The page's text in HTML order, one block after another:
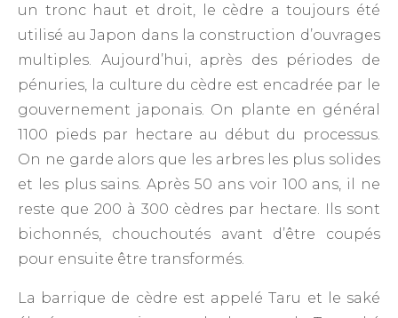
un tronc haut et droit, le cèdre a toujours été
utilisé au Japon dans la construction d’ouvrages
multiples. Aujourd’hui, après des périodes de
pénuries, la culture du cèdre est encadrée par le
gouvernement japonais. On plante en général
1100 pieds par hectare au début du processus.
On ne garde alors que les arbres les plus solides
et les plus sains. Après 50 ans voir 100 ans, il ne
reste que 200 à 300 cèdres par hectare. Ils sont
bichonnés, chouchoutés avant d’être coupés
pour ensuite être transformés.
La barrique de cèdre est appelé Taru et le saké